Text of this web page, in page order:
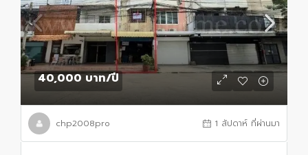
40,000 บาท/ปี
chp2008pro 1 สัปดาห์ ที่ผ่านมา